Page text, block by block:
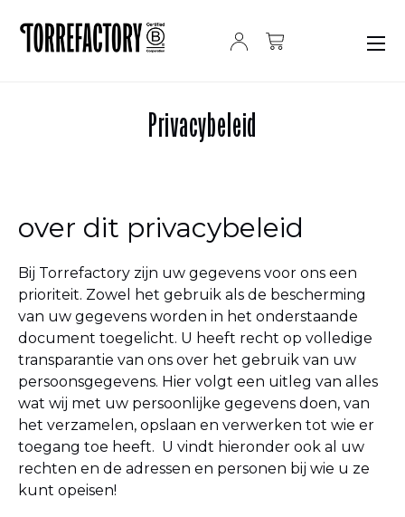
Privacybeleid
over dit privacybeleid
Bij Torrefactory zijn uw gegevens voor ons een
prioriteit. Zowel het gebruik als de bescherming
van uw gegevens worden in het onderstaande
document toegelicht. U heeft recht op volledige
transparantie van ons over het gebruik van uw
persoonsgegevens. Hier volgt een uitleg van alles
wat wij met uw persoonlijke gegevens doen, van
het verzamelen, opslaan en verwerken tot wie er
toegang toe heeft. U vindt hieronder ook al uw
rechten en de adressen en personen bij wie u ze
kunt opeisen!